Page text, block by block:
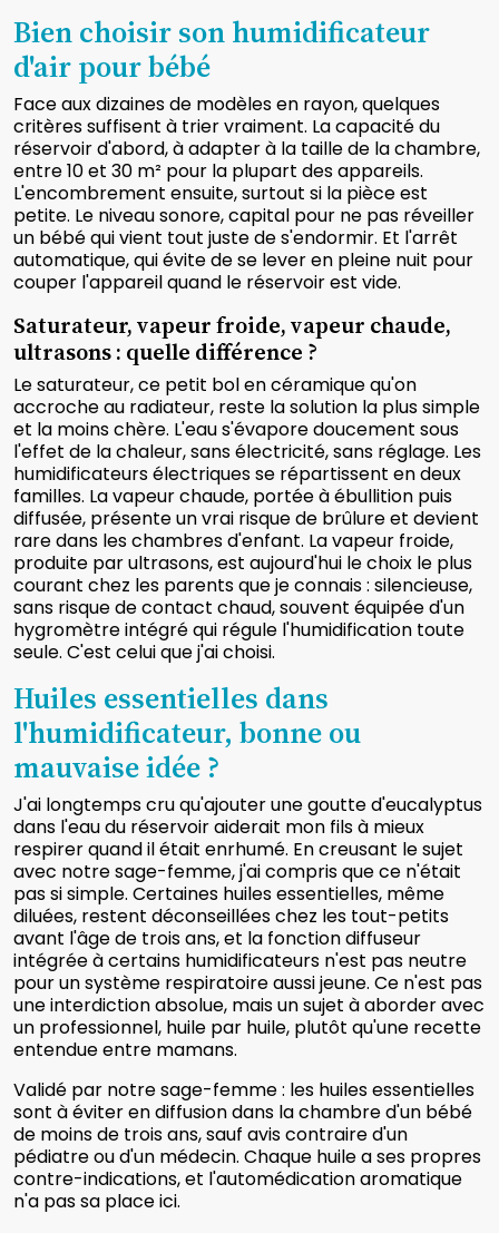
Bien choisir son humidificateur
d'air pour bébé
Face aux dizaines de modèles en rayon, quelques
critères suffisent à trier vraiment. La capacité du
réservoir d'abord, à adapter à la taille de la chambre,
entre 10 et 30 m² pour la plupart des appareils.
L'encombrement ensuite, surtout si la pièce est
petite. Le niveau sonore, capital pour ne pas réveiller
un bébé qui vient tout juste de s'endormir. Et l'arrêt
automatique, qui évite de se lever en pleine nuit pour
couper l'appareil quand le réservoir est vide.
Saturateur, vapeur froide, vapeur chaude,
ultrasons : quelle différence ?
Le saturateur, ce petit bol en céramique qu'on
accroche au radiateur, reste la solution la plus simple
et la moins chère. L'eau s'évapore doucement sous
l'effet de la chaleur, sans électricité, sans réglage. Les
humidificateurs électriques se répartissent en deux
familles. La vapeur chaude, portée à ébullition puis
diffusée, présente un vrai risque de brûlure et devient
rare dans les chambres d'enfant. La vapeur froide,
produite par ultrasons, est aujourd'hui le choix le plus
courant chez les parents que je connais : silencieuse,
sans risque de contact chaud, souvent équipée d'un
hygromètre intégré qui régule l'humidification toute
seule. C'est celui que j'ai choisi.
Huiles essentielles dans
l'humidificateur, bonne ou
mauvaise idée ?
J'ai longtemps cru qu'ajouter une goutte d'eucalyptus
dans l'eau du réservoir aiderait mon fils à mieux
respirer quand il était enrhumé. En creusant le sujet
avec notre sage-femme, j'ai compris que ce n'était
pas si simple. Certaines huiles essentielles, même
diluées, restent déconseillées chez les tout-petits
avant l'âge de trois ans, et la fonction diffuseur
intégrée à certains humidificateurs n'est pas neutre
pour un système respiratoire aussi jeune. Ce n'est pas
une interdiction absolue, mais un sujet à aborder avec
un professionnel, huile par huile, plutôt qu'une recette
entendue entre mamans.
Validé par notre sage-femme : les huiles essentielles
sont à éviter en diffusion dans la chambre d'un bébé
de moins de trois ans, sauf avis contraire d'un
pédiatre ou d'un médecin. Chaque huile a ses propres
contre-indications, et l'automédication aromatique
n'a pas sa place ici.